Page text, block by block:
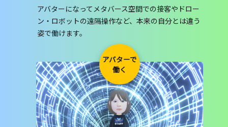
アバターで
働く
アバターになってメタバース空間での接客やドロー
ン・ロボットの遠隔操作など、本来の自分とは違う
姿で働けます。